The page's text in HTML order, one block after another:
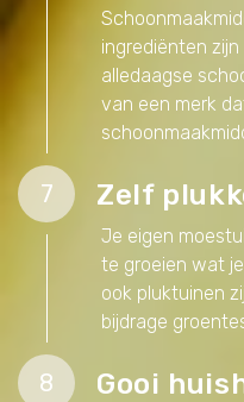
ingrediënten
alledaagse
van een merk
7 Zelf
Je eigen
te groeien wat
ook pluktuinen
bijdrage
8
Gooi